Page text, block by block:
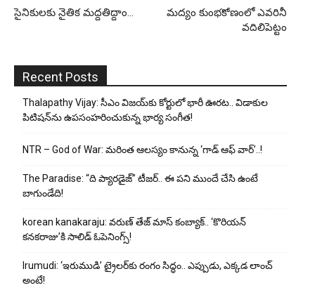
సైనికులకు నైతిక మద్దతిద్దాం…
మద్యం కుంభకోణంలో ఎవరినీ
వదిలిపెట్టం
Recent Posts
Thalapathy Vijay: సీఎం విజయ్‌కు కోర్టులో భారీ ఊరట.. విడాకుల
పిటిషన్‌ను ఉపసంహరించుకున్న భార్య సంగీత!
NTR – God of War: మరింత ఆలస్యం కానున్న ‘గాడ్ ఆఫ్ వార్’..!
The Paradise: “ది ప్యారడైజ్” టీజర్.. ఈ పని ముందే చేసి ఉంటే
బాగుండేది!
korean kanakaraju: వరుణ్ తేజ్ మాస్ కంబ్యాక్.. ‘కొరియన్
కనకరాజు’కి సాలిడ్ ఓపెనింగ్స్!
Irumudi: ‘ఇరుముడి’ ట్రైలర్‌కు రంగం సిద్ధం.. ఎప్పుడు, ఎక్కడ లాంచ్
అంటే!